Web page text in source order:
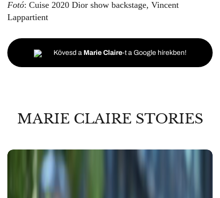
Fotó: Cuise 2020 Dior show backstage, Vincent
Lappartient
Kövesd a Marie Claire-t a Google hírekben!
MARIE CLAIRE STORIES